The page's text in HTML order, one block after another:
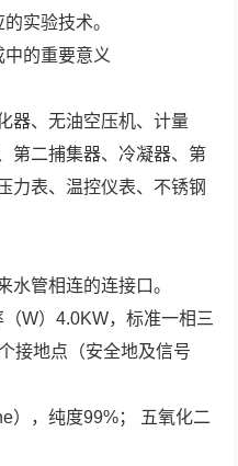
实验技术。
的重要意义
器、无油空压机、计量
第二捕集器、冷凝器、第
力表、温控仪表、不锈钢
水管相连的连接口。
W）4.0KW，标准一相三
接地点（安全地及信号
），纯度99%； 五氧化二